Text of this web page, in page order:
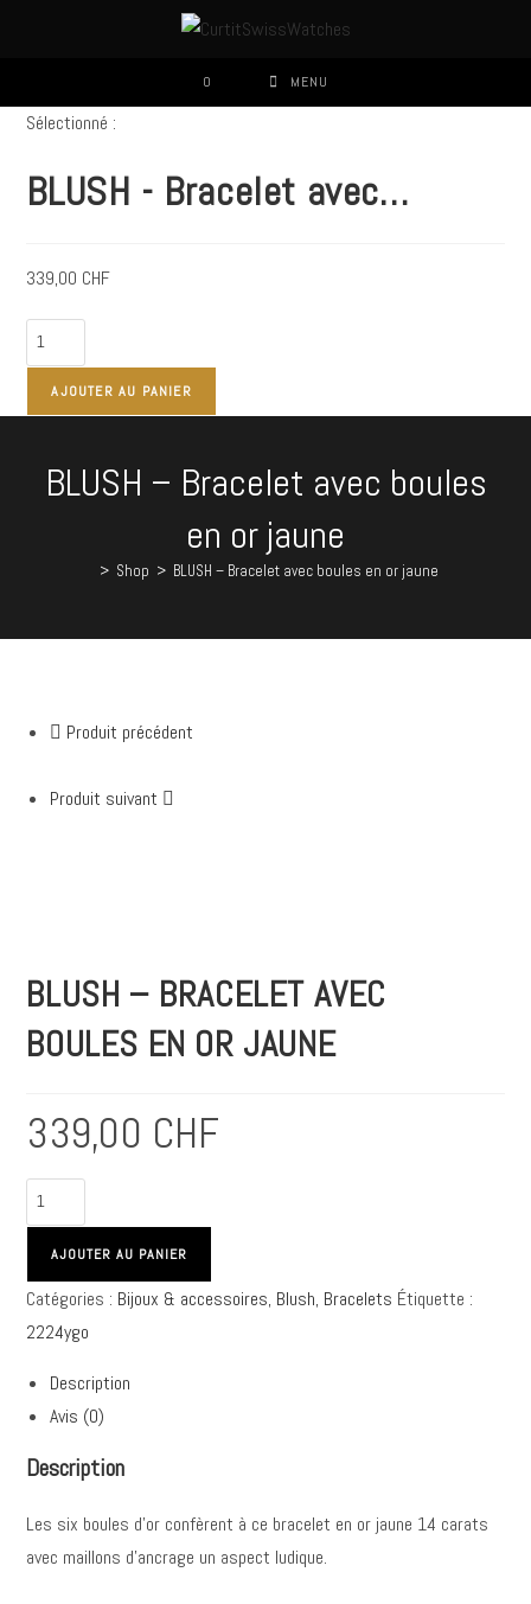
0 MENU
Sélectionné :
BLUSH - Bracelet avec…
339,00 CHF
quantité
de
BLUSH
-
avec
AJOUTER AU PANIER
BLUSH – Bracelet avec boules
en or jaune
> Shop > BLUSH – Bracelet avec boules en or jaune
Produit précédent
Produit suivant
BLUSH – BRACELET AVEC
BOULES EN OR JAUNE
339,00 CHF
quantité
de
BLUSH
-
Bracelet
avec
jaune
AJOUTER AU PANIER
Catégories : Bijoux & accessoires, Blush, Bracelets Étiquette :
2224ygo
Description
Avis (0)
Description
Les six boules d’or confèrent à ce bracelet en or jaune 14 carats
avec maillons d’ancrage un aspect ludique.